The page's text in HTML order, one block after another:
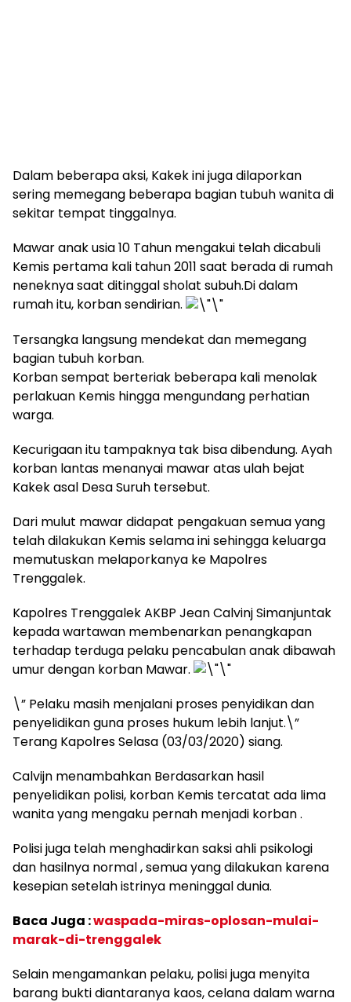
Dalam beberapa aksi, Kakek ini juga dilaporkan
sering memegang beberapa bagian tubuh wanita di
sekitar tempat tinggalnya.
Mawar anak usia 10 Tahun mengakui telah dicabuli
Kemis pertama kali tahun 2011 saat berada di rumah
neneknya saat ditinggal sholat subuh.Di dalam
rumah itu, korban sendirian.
Tersangka langsung mendekat dan memegang
bagian tubuh korban.
Korban sempat berteriak beberapa kali menolak
perlakuan Kemis hingga mengundang perhatian
warga.
Kecurigaan itu tampaknya tak bisa dibendung. Ayah
korban lantas menanyai mawar atas ulah bejat
Kakek asal Desa Suruh tersebut.
Dari mulut mawar didapat pengakuan semua yang
telah dilakukan Kemis selama ini sehingga keluarga
memutuskan melaporkanya ke Mapolres
Trenggalek.
Kapolres Trenggalek AKBP Jean Calvinj Simanjuntak
kepada wartawan membenarkan penangkapan
terhadap terduga pelaku pencabulan anak dibawah
umur dengan korban Mawar.
\” Pelaku masih menjalani proses penyidikan dan
penyelidikan guna proses hukum lebih lanjut.\”
Terang Kapolres Selasa (03/03/2020) siang.
Calvijn menambahkan Berdasarkan hasil
penyelidikan polisi, korban Kemis tercatat ada lima
wanita yang mengaku pernah menjadi korban .
Polisi juga telah menghadirkan saksi ahli psikologi
dan hasilnya normal , semua yang dilakukan karena
kesepian setelah istrinya meninggal dunia.
Baca Juga :waspada-miras-oplosan-mulai-
marak-di-trenggalek
Selain mengamankan pelaku, polisi juga menyita
barang bukti diantaranya kaos, celana dalam warna